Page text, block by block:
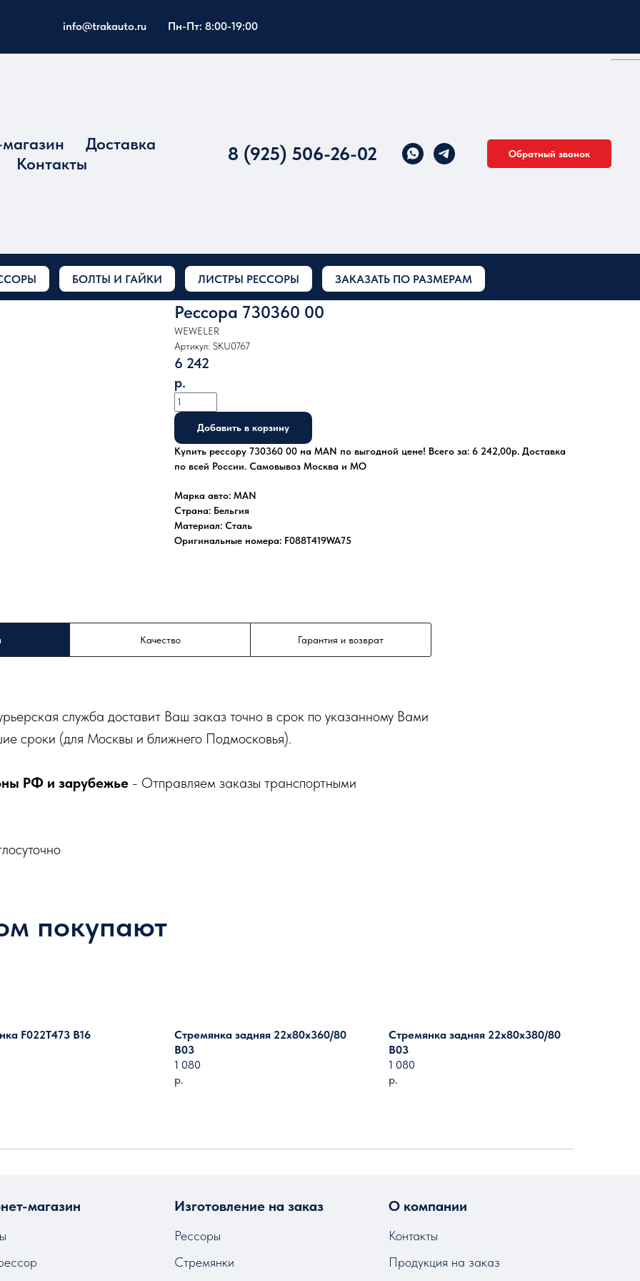
info@trakauto.ru Пн-Пт: 8:00-19:00
Доставка
Контакты
8 (925) 506-26-02 Обратный звонок
БОЛТЫ И ГАЙКИ ЛИСТРЫ РЕССОРЫ ЗАКАЗАТЬ ПО РАЗМЕРАМ
Рессора 730360 00
WEWELER
Артикул: SKU0767
6 242
р.
Добавить в корзину
Купить рессору 730360 00 на MAN по выгодной цене! Всего за: 6 242,00р. Доставка
по всей России. Самовывоз Москва и МО
Марка авто: MAN
Страна: Бельгия
Материал: Сталь
Оригинальные номера: F088T419WA75
Качество Гарантия и возврат
служба доставит Ваш заказ точно в срок по указанному Вами
сроки (для Москвы и ближнего Подмосковья).
РФ и зарубежье - Отправляем заказы транспортными
покупают
F022T473 B16
Стремянка задняя 22х80х360/80
B03
1 080
р.
Стремянка задняя 22х80х380/80
B03
1 080
р.
магазин Изготовление на заказ
Рессоры
Стремянки
О компании
Контакты
Продукция на заказ